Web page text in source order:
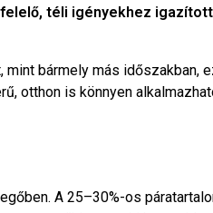
téli igényekhez
bármely más időszakban,
otthon is könnyen
A 25–30%-os